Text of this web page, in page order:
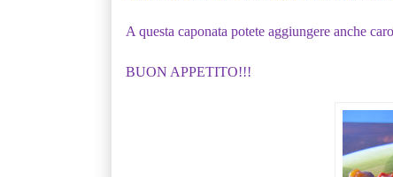
A questa caponata potete aggiungere anche
BUON APPETITO!!!